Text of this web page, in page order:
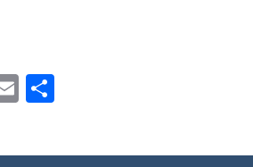
Email